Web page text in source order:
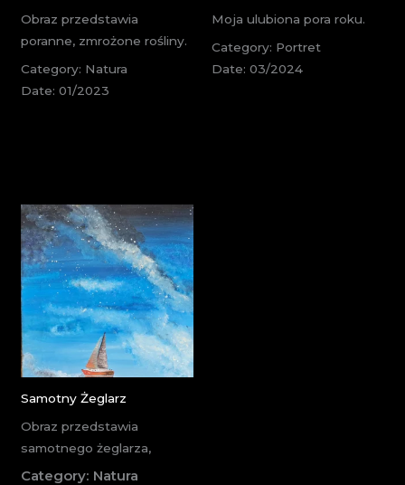
Obraz przedstawia
poranne, zmrożone rośliny.
Category: Natura
Date: 01/2023
Moja ulubiona pora roku.
Category: Portret
Date: 03/2024
Samotny Żeglarz
Obraz przedstawia
samotnego żeglarza,
Category: Natura